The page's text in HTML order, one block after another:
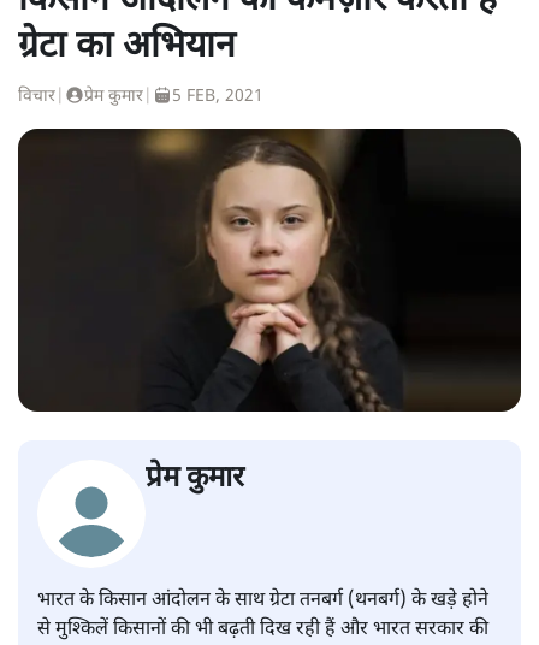
ग्रेटा का अभियान
विचार प्रेम कुमार 5 FEB, 2021
प्रेम कुमार
भारत के किसान आंदोलन के साथ ग्रेटा तनबर्ग (थनबर्ग) के खड़े होने
से मुश्किलें किसानों की भी बढ़ती दिख रही हैं और भारत सरकार की